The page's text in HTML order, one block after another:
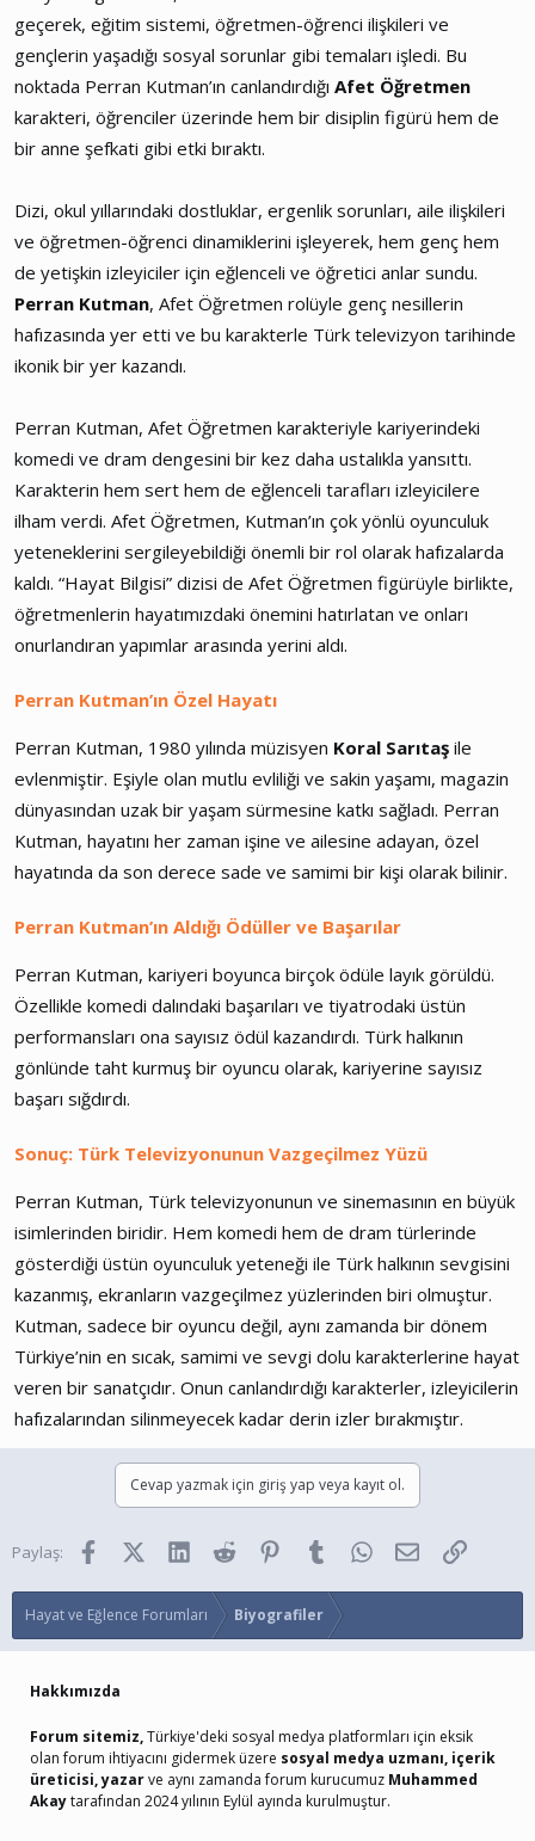
geçerek, eğitim sistemi, öğretmen-öğrenci ilişkileri ve
gençlerin yaşadığı sosyal sorunlar gibi temaları işledi. Bu
noktada Perran Kutman’ın canlandırdığı Afet Öğretmen
karakteri, öğrenciler üzerinde hem bir disiplin figürü hem de
bir anne şefkati gibi etki bıraktı.
Dizi, okul yıllarındaki dostluklar, ergenlik sorunları, aile ilişkileri
ve öğretmen-öğrenci dinamiklerini işleyerek, hem genç hem
de yetişkin izleyiciler için eğlenceli ve öğretici anlar sundu.
Perran Kutman, Afet Öğretmen rolüyle genç nesillerin
hafızasında yer etti ve bu karakterle Türk televizyon tarihinde
ikonik bir yer kazandı.
Perran Kutman, Afet Öğretmen karakteriyle kariyerindeki
komedi ve dram dengesini bir kez daha ustalıkla yansıttı.
Karakterin hem sert hem de eğlenceli tarafları izleyicilere
ilham verdi. Afet Öğretmen, Kutman’ın çok yönlü oyunculuk
yeteneklerini sergileyebildiği önemli bir rol olarak hafızalarda
kaldı. “Hayat Bilgisi” dizisi de Afet Öğretmen figürüyle birlikte,
öğretmenlerin hayatımızdaki önemini hatırlatan ve onları
onurlandıran yapımlar arasında yerini aldı.
Perran Kutman’ın Özel Hayatı
Perran Kutman, 1980 yılında müzisyen Koral Sarıtaş ile
evlenmiştir. Eşiyle olan mutlu evliliği ve sakin yaşamı, magazin
dünyasından uzak bir yaşam sürmesine katkı sağladı. Perran
Kutman, hayatını her zaman işine ve ailesine adayan, özel
hayatında da son derece sade ve samimi bir kişi olarak bilinir.
Perran Kutman’ın Aldığı Ödüller ve Başarılar
Perran Kutman, kariyeri boyunca birçok ödüle layık görüldü.
Özellikle komedi dalındaki başarıları ve tiyatrodaki üstün
performansları ona sayısız ödül kazandırdı. Türk halkının
gönlünde taht kurmuş bir oyuncu olarak, kariyerine sayısız
başarı sığdırdı.
Sonuç: Türk Televizyonunun Vazgeçilmez Yüzü
Perran Kutman, Türk televizyonunun ve sinemasının en büyük
isimlerinden biridir. Hem komedi hem de dram türlerinde
gösterdiği üstün oyunculuk yeteneği ile Türk halkının sevgisini
kazanmış, ekranların vazgeçilmez yüzlerinden biri olmuştur.
Kutman, sadece bir oyuncu değil, aynı zamanda bir dönem
Türkiye’nin en sıcak, samimi ve sevgi dolu karakterlerine hayat
veren bir sanatçıdır. Onun canlandırdığı karakterler, izleyicilerin
hafızalarından silinmeyecek kadar derin izler bırakmıştır.
Cevap yazmak için giriş yap veya kayıt ol.
Paylaş: FacebookX (Twitter)LinkedIn Reddit PinterestTumblrWhatsApp
E-postaLink
Hayat ve Eğlence Forumları Biyografiler
Hakkımızda
Forum sitemiz,Türkiye'deki sosyal medya platformları için eksik
olan forum ihtiyacını gidermek üzere sosyal medya uzmanı, içerik
üreticisi, yazarve aynı zamanda forum kurucumuz Muhammed
Akaytarafından 2024 yılının Eylül ayında kurulmuştur.